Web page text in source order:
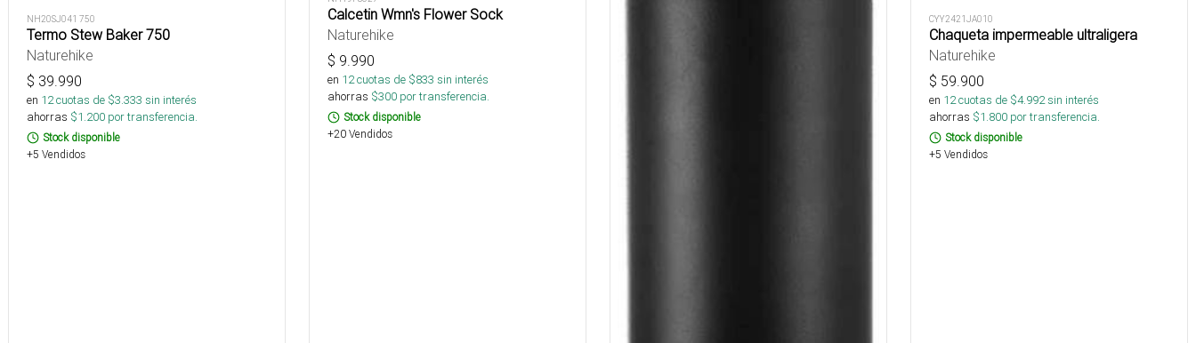
NH20SJ041 750
Termo Stew Baker 750
Naturehike
$ 39.990
en 12cuotas de $3.333 sin interés
ahorras $1.200 por transferencia.
Stock disponible
+5 Vendidos
Calcetin Wmn's Flower Sock
Naturehike
$ 9.990
en 12cuotas de $833 sin interés
ahorras $300 por transferencia.
Stock disponible
+20 Vendidos
CYY2421JA010
Chaqueta impermeable ultraligera
Naturehike
$ 59.900
en 12cuotas de $4.992sin interés
ahorras $1.800 por transferencia.
Stock disponible
+5 Vendidos